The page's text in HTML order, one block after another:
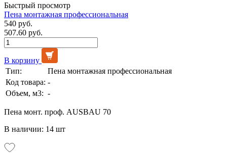
Быстрый просмотр
Пена монтажная профессиональная
540 руб.
507.60 руб.
В корзину
Тип:
Пена монтажная профессиональная
Код товара: -
Объем, м3: -
Пена монт. проф. AUSBAU 70
В наличии: 14 шт